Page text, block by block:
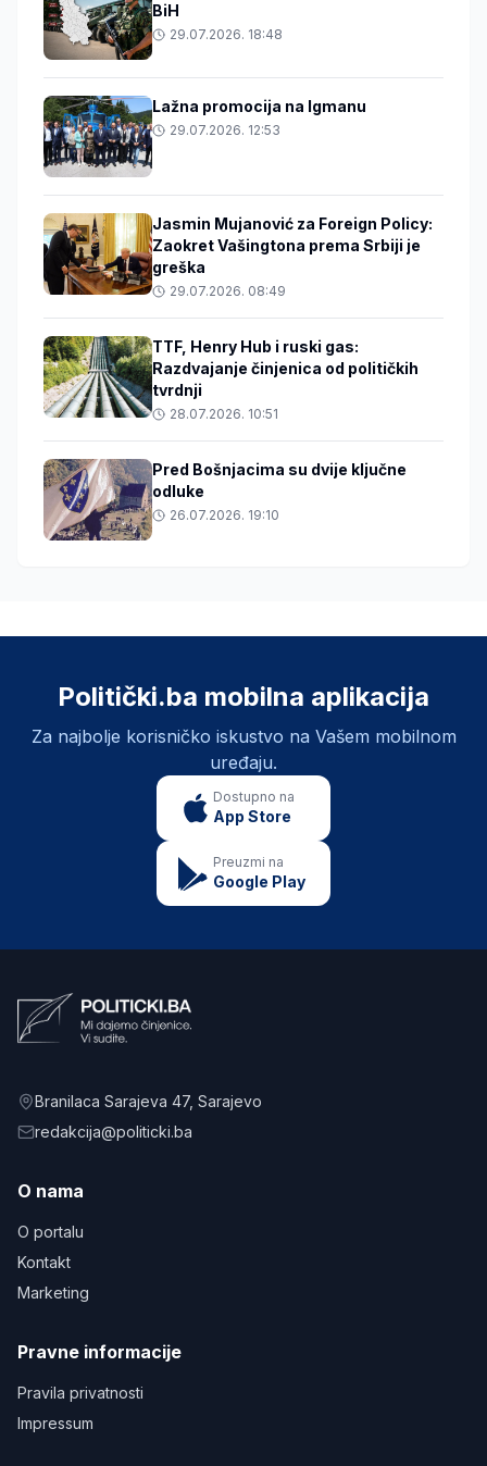
BiH
29.07.2026. 18:48
Lažna promocija na Igmanu
29.07.2026. 12:53
Jasmin Mujanović za Foreign Policy:
Zaokret Vašingtona prema Srbiji je
greška
29.07.2026. 08:49
TTF, Henry Hub i ruski gas:
Razdvajanje činjenica od političkih
tvrdnji
28.07.2026. 10:51
Pred Bošnjacima su dvije ključne
odluke
26.07.2026. 19:10
Politički.ba mobilna aplikacija
Za najbolje korisničko iskustvo na Vašem mobilnom
uređaju.
Dostupno na
App Store
Preuzmi na
Google Play
Branilaca Sarajeva 47, Sarajevo
redakcija@politicki.ba
O nama
O portalu
Kontakt
Marketing
Pravne informacije
Pravila privatnosti
Impressum